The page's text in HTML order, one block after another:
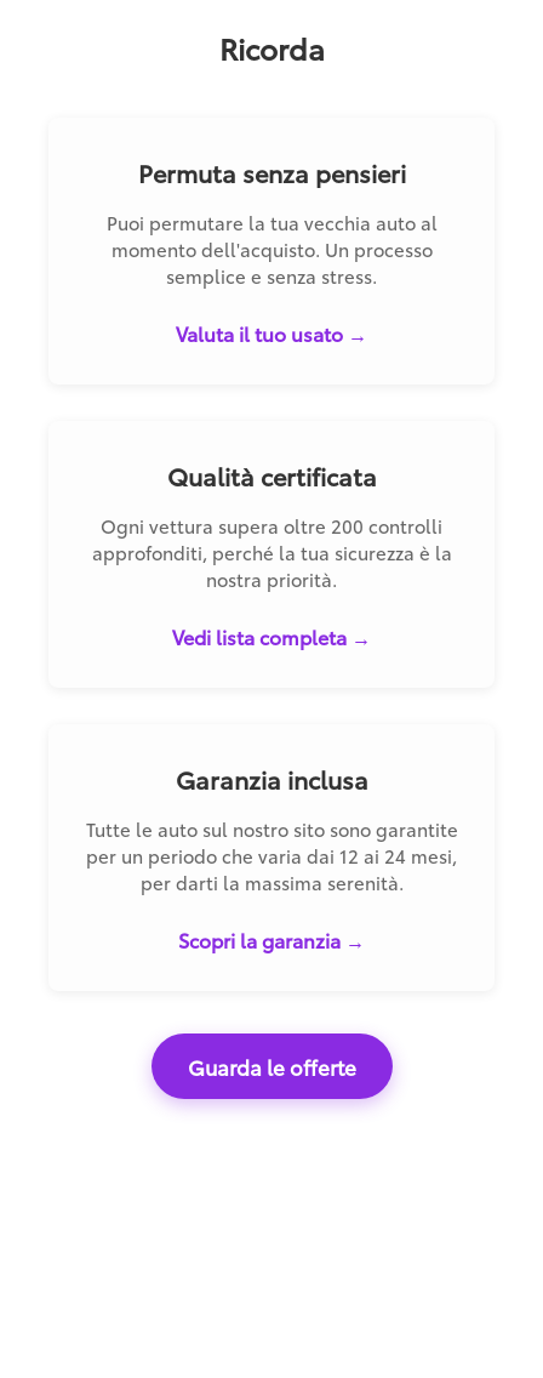
Ricorda
Permuta senza pensieri
Puoi permutare la tua vecchia auto al
momento dell'acquisto. Un processo
semplice e senza stress.
Valuta il tuo usato →
Qualità certificata
Ogni vettura supera oltre 200 controlli
approfonditi, perché la tua sicurezza è la
nostra priorità.
Vedi lista completa →
Garanzia inclusa
Tutte le auto sul nostro sito sono garantite
per un periodo che varia dai 12 ai 24 mesi,
per darti la massima serenità.
Scopri la garanzia →
Guarda le offerte